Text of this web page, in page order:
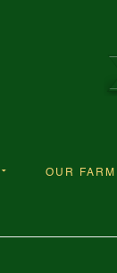
OUR FARM